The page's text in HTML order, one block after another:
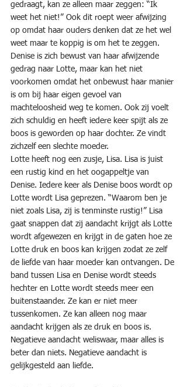
gedraagt, kan ze alleen maar zeggen: “Ik
weet het niet!” Ook dit roept weer afwijzing
op omdat haar ouders denken dat ze het wel
weet maar te koppig is om het te zeggen.
Denise is zich bewust van haar afwijzende
gedrag naar Lotte, maar kan het niet
voorkomen omdat het onbewust haar manier
is om bij haar eigen gevoel van
machteloosheid weg te komen. Ook zij voelt
zich schuldig en heeft iedere keer spijt als ze
boos is geworden op haar dochter. Ze vindt
zichzelf een slechte moeder.
Lotte heeft nog een zusje, Lisa. Lisa is juist
een rustig kind en het oogappeltje van
Denise. Iedere keer als Denise boos wordt op
Lotte wordt Lisa geprezen. “Waarom ben je
niet zoals Lisa, zij is tenminste rustig!” Lisa
gaat snappen dat zij aandacht krijgt als Lotte
wordt afgewezen en krijgt in de gaten hoe ze
Lotte druk en boos kan krijgen zodat ze zelf
de liefde van haar moeder kan ontvangen. De
band tussen Lisa en Denise wordt steeds
hechter en Lotte wordt steeds meer een
buitenstaander. Ze kan er niet meer
tussenkomen. Ze kan alleen nog maar
aandacht krijgen als ze druk en boos is.
Negatieve aandacht weliswaar, maar alles is
beter dan niets. Negatieve aandacht is
gelijkgesteld aan liefde.